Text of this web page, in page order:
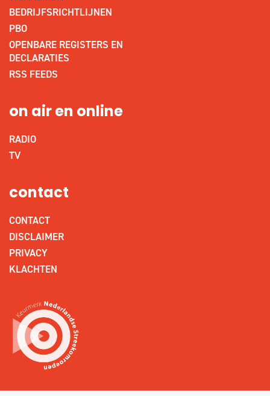
BEDRIJFSRICHTLIJNEN
PBO
OPENBARE REGISTERS EN
DECLARATIES
RSS FEEDS
on air en online
RADIO
TV
contact
CONTACT
DISCLAIMER
PRIVACY
KLACHTEN